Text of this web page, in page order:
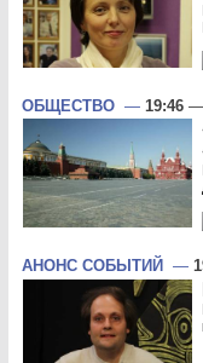
ОБЩЕСТВО — 19:46 —
АНОНС СОБЫТИЙ —